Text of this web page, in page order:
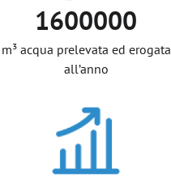
1600000
m³ acqua prelevata ed erogata
all’anno